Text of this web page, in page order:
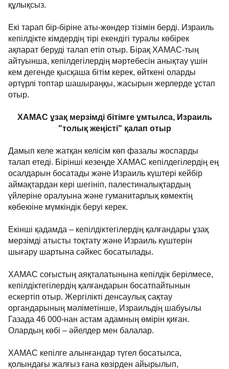
құлықсыз.
Екі тарап бір-біріне аты-жөндер тізімін берді. Израиль
кепілдікте кімдердің тірі екендігі туралы көбірек
ақпарат беруді талап етіп отыр. Бірақ ХАМАС-тың
айтуынша, кепілдегілердің мәртебесін анықтау үшін
кем дегенде қысқаша бітім керек, өйткені оларды
әртүрлі топтар шашыраңқы, жасырын жерлерде ұстап
отыр.
ХАМАС ұзақ мерзімді бітімге ұмтылса, Израиль
"толық жеңісті" қалап отыр
Дамып келе жатқан келісім көп фазалы жоспарды
талап етеді. Бірінші кезеңде ХАМАС кепілдегілердің ең
осалдарын босатады және Израиль күштері кейбір
аймақтардан кері шегініп, палестиналықтардың
үйлеріне оралуына және гуманитарлық көмектің
көбеюіне мүмкіндік беруі керек.
Екінші қадамда – кепілдіктегілердің қалғандары ұзақ
мерзімді атысты тоқтату және Израиль күштерін
шығару шартына сәйкес босатылады.
ХАМАС соғыстың аяқталатынына кепілдік берілмесе,
кепілдіктегілердің қалғандарын босатпайтынын
ескертіп отыр. Жергілікті денсаулық сақтау
органдарының мәліметінше, Израильдің шабуылы
Газада 46 000-нан астам адамның өмірін қиған.
Олардың көбі – әйелдер мен балалар.
ХАМАС кепілге алынғандар түгел босатылса,
қолындағы жалғыз ғана көзірден айырылып,